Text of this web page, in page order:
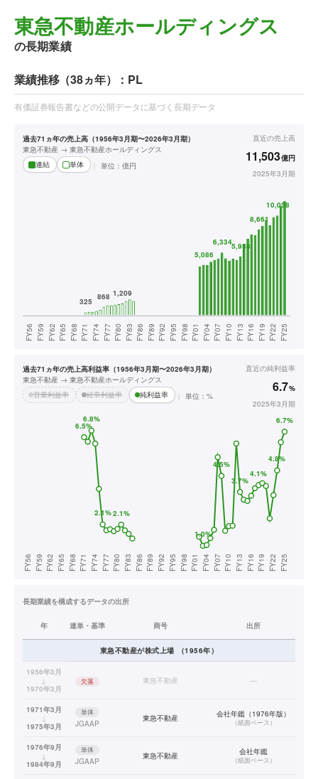
東急不動産ホールディングス
の長期業績
業績推移（38ヵ年）：PL
有価証券報告書などの公開データに基づく長期データ
過去71ヵ年の売上高（1956年3月期〜2026年3月期）
東急不動産 → 東急不動産ホールディングス
連結
単体 単位： 億円
直近の売上高
11,503億円
2025年3月期
過去71ヵ年の売上高利益率（1956年3月期〜2026年3月期）
東急不動産 → 東急不動産ホールディングス
営業利益率
経常利益率 純利益率 単位：%
直近の純利益率
6.7%
2025年3月期
長期業績を構成するデータの出所
年 連単・基準 商号 出所
東急不動産が株式上場 （1956年）
1956年3月
↓
1970年3月
欠落 東急不動産 —
1971年3月
↓
1975年3月
単体
JGAAP
東急不動産 会社年鑑（1976年版）
（紙面ベース）
1976年9月
↓
1984年9月
単体
JGAAP
東急不動産 会社年鑑
（紙面ベース）